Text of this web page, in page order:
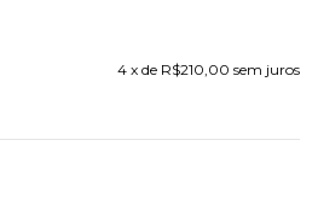
4 x de R$210,00 sem juros